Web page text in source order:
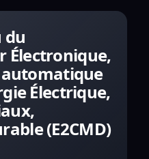
du
Électronique,
Électrique,
(E2CMD)